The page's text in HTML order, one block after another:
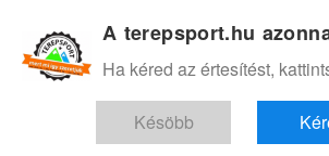
A terepsport.hu
Ha kéred az értesítést,
Késöbb